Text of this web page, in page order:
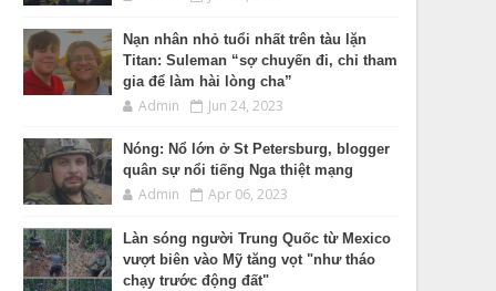
Nạn nhân nhỏ tuổi nhất trên tàu lặn
Titan: Suleman “sợ chuyến đi, chỉ tham
gia để làm hài lòng cha”
Admin Jun 24, 2023
Nóng: Nổ lớn ở St Petersburg, blogger
quân sự nổi tiếng Nga thiệt mạng
Admin Apr 06, 2023
Làn sóng người Trung Quốc từ Mexico
vượt biên vào Mỹ tăng vọt "như tháo
chạy trước động đất"